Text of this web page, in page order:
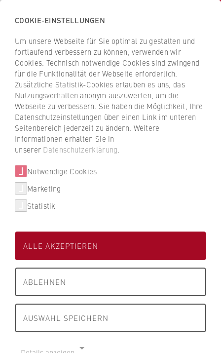
Zurück
Startseite
HWR
Berlin
INa
Institut für Nachhaltigkeit der HWR Berlin
Archiv
Internationales
Arabische Gewerkschaften im
Kampf um Demokratie
Mohamed Trabelsi, ehemaliger Minister für
Arbeit und Soziales in Tunesien, sprach an
der HWR Berlin über arabische
Gewerkschaften zwischen demokratischen
24.04.2025
COOKIE-EINSTELLUNGEN
Um unsere Webseite für Sie optimal zu gestalten und
fortlaufend verbessern zu können, verwenden wir
Cookies. Technisch notwendige Cookies sind zwingend
für die Funktionalität der Webseite erforderlich.
Zusätzliche Statistik-Cookies erlauben es uns, das
Nutzungsverhalten anonym auszuwerten, um die
Webseite zu verbessern. Sie haben die Möglichkeit, Ihre
Datenschutzeinstellungen über einen Link im unteren
Seitenbereich jederzeit zu ändern. Weitere
Informationen erhalten Sie in
unserer Datenschutzerklärung
Notwendige Cookies
Marketing
Statistik
ALLE AKZEPTIEREN
ABLEHNEN
AUSWAHL SPEICHERN